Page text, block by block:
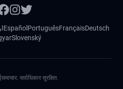
Español PortuguêsFrançaisDeutsch
Slovenský
सर्वाधिकार सुरक्षित.